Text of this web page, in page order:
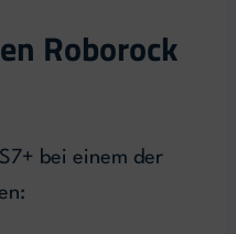
Roborock
bei einem der